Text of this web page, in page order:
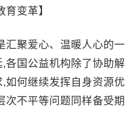
变革】
聚爱心、温暖人心的一
各国公益机构除了协助解
如何继续发挥自身资源优
次不平等问题同样备受期